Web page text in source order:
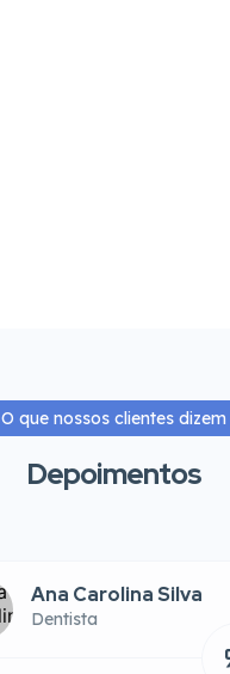
O que nossos clientes dizem
Depoimentos
Ana Carolina Silva
Dentista